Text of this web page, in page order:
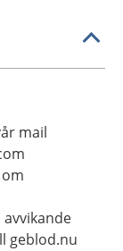
mail
geblod.nu